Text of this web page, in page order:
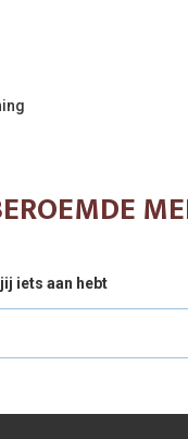
iets aan hebt